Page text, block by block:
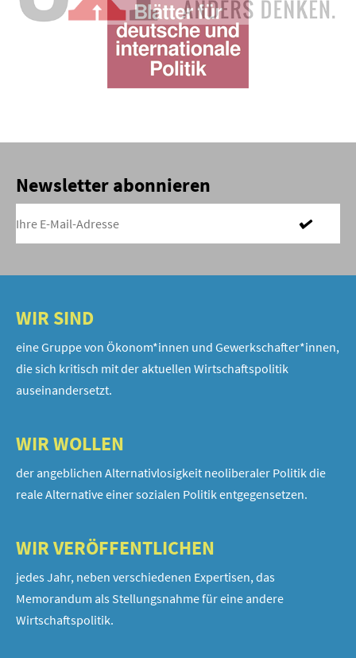
Newsletter abonnieren
WIR SIND
eine Gruppe von Ökonom*innen und Gewerkschafter*innen,
die sich kritisch mit der aktuellen Wirtschaftspolitik
auseinandersetzt.
WIR WOLLEN
der angeblichen Alternativlosigkeit neoliberaler Politik die
reale Alternative einer sozialen Politik entgegensetzen.
WIR VERÖFFENTLICHEN
jedes Jahr, neben verschiedenen Expertisen, das
Memorandum als Stellungsnahme für eine andere
Wirtschaftspolitik.